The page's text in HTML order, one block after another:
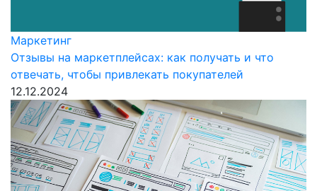
Маркетинг
Отзывы на маркетплейсах: как получать и что
отвечать, чтобы привлекать покупателей
12.12.2024